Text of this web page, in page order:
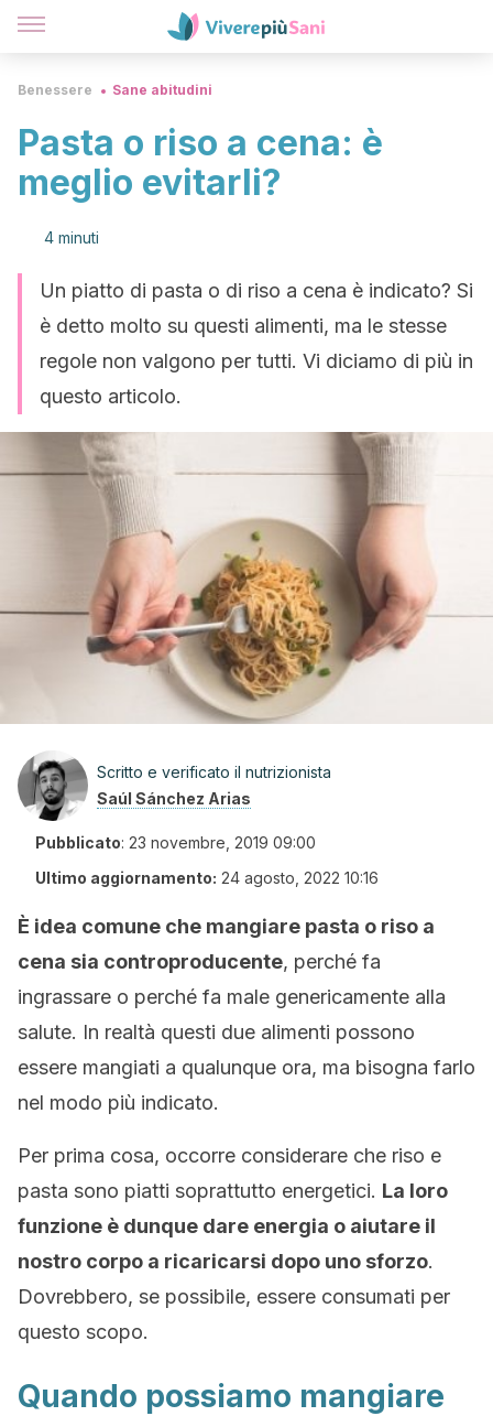
Benessere Sane abitudini
Pasta o riso a cena: è
meglio evitarli?
4 minuti
Un piatto di pasta o di riso a cena è indicato? Si
è detto molto su questi alimenti, ma le stesse
regole non valgono per tutti. Vi diciamo di più in
questo articolo.
Scritto e verificato il nutrizionista
Saúl Sánchez Arias
Pubblicato: 23 novembre, 2019 09:00
Ultimo aggiornamento: 24 agosto, 2022 10:16
È idea comune che mangiare pasta o riso a
cena sia controproducente, perché fa
ingrassare o perché fa male genericamente alla
salute. In realtà questi due alimenti possono
essere mangiati a qualunque ora, ma bisogna farlo
nel modo più indicato.
Per prima cosa, occorre considerare che riso e
pasta sono piatti soprattutto energetici. La loro
funzione è dunque dare energia o aiutare il
nostro corpo a ricaricarsi dopo uno sforzo.
Dovrebbero, se possibile, essere consumati per
questo scopo.
Quando possiamo mangiare